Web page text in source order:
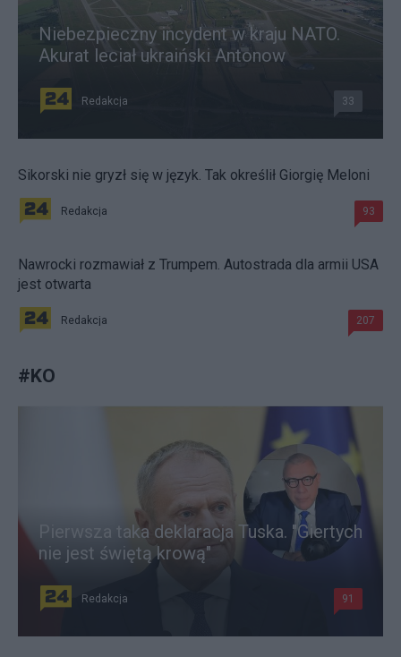
Niebezpieczny incydent w kraju NATO.
Akurat leciał ukraiński Antonow
Redakcja 33
Sikorski nie gryzł się w język. Tak określił Giorgię Meloni
Redakcja 93
Nawrocki rozmawiał z Trumpem. Autostrada dla armii USA
jest otwarta
Redakcja 207
#KO
Pierwsza taka deklaracja Tuska. "Giertych
nie jest świętą krową"
Redakcja 91